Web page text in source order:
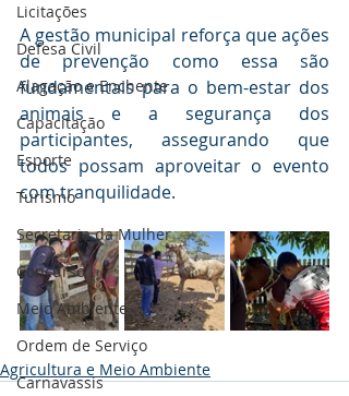
Licitações
Defesa Civil
Alagação e Enchente
Capacitação
Esporte
Turismo
Secretaria da Mulher
Concurso
Meio Ambiente
Ordem de Serviço
Carnavassis
A gestão municipal reforça que ações
de prevenção como essa são
fundamentais para o bem-estar dos
animais e a segurança dos
participantes, assegurando que
todos possam aproveitar o evento
com tranquilidade.
Agricultura e Meio Ambiente